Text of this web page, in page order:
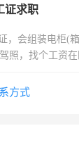
证求职
，会组装电柜(
照，找个工资
方式